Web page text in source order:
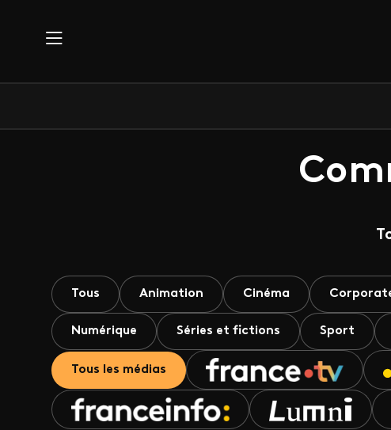
Tous Animation Cinéma
Numérique Séries et fictions Sport
Tous les médias